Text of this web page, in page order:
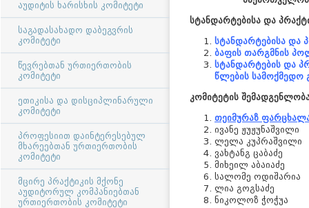
აუდიტის ხარისხის კომიტეტი
საგადასახადო დაბეგვრის
კომიტეტი
წევრებთან ურთიერთობის
კომიტეტი
ეთიკისა და დისციპლინარული
კომიტეტი
პროფესიით დაინტერესებულ
მხარეებთან ურთიერთობის
კომიტეტი
მცირე პრაქტიკის მქონე
აუდიტორულ კომპანიებთან
ურთიერთობის კომიტეტი
სტანდარტებისა და
სტანდარტებისა და
ბაფის თარგმნის
სტანდარტების და
წლების სამოქმედო
კომიტეტის
თეიმურაზ
ივანე ჟუჟუნაშვილი
ლელა კუპრაშვილი
ვახტანგ ცაბაძე
მიხეილ აბაიაძე
სალომე ოდიშარია
ლია გოგსაძე
ნიკოლოზ ჭოჭუა